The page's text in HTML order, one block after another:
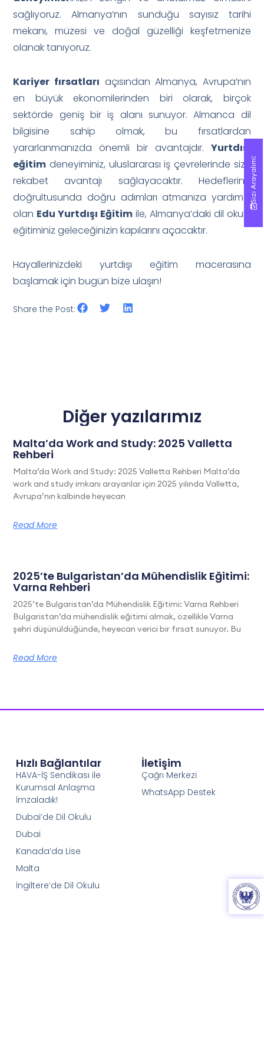
sağlıyoruz. Almanya’nın sunduğu sayısız tarihi
mekanı, müzesi ve doğal güzelliği keşfetmenize
olanak tanıyoruz.
Kariyer fırsatları açısından Almanya, Avrupa’nın
en büyük ekonomilerinden biri olarak, birçok
sektörde geniş bir iş alanı sunuyor. Almanca dil
bilgisine sahip olmak, bu fırsatlardan
yararlanmanızda önemli bir avantajdır. Yurtdışı
eğitim deneyiminiz, uluslararası iş çevrelerinde size
rekabet avantajı sağlayacaktır. Hedefleriniz
doğrultusunda doğru adımları atmanıza yardımcı
olan Edu Yurtdışı Eğitim ile, Almanya’daki dil okulu
eğitiminiz geleceğinizin kapılarını açacaktır.
Hayallerinizdeki yurtdışı eğitim macerasına
başlamak için bugün bize ulaşın!
Share the Post:
Diğer yazılarımız
Malta’da Work and Study: 2025 Valletta
Rehberi
Malta’da Work and Study: 2025 Valletta Rehberi Malta’da
work and study imkanı arayanlar için 2025 yılında Valletta,
Avrupa’nın kalbinde heyecan
Read More
2025’te Bulgaristan’da Mühendislik Eğitimi:
Varna Rehberi
2025’te Bulgaristan’da Mühendislik Eğitimi: Varna Rehberi
Bulgaristan’da mühendislik eğitimi almak, özellikle Varna
şehri düşünüldüğünde, heyecan verici bir fırsat sunuyor. Bu
Read More
Sizi Arayalım!
Sizi Arayalım!
Hızlı Bağlantılar
HAVA-İŞ Sendikası ile
Kurumsal Anlaşma
İmzaladık!
Dubai’de Dil Okulu
Dubai
Kanada’da Lise
Malta
İngiltere’de Dil Okulu
İletişim
Çağrı Merkezi
WhatsApp Destek